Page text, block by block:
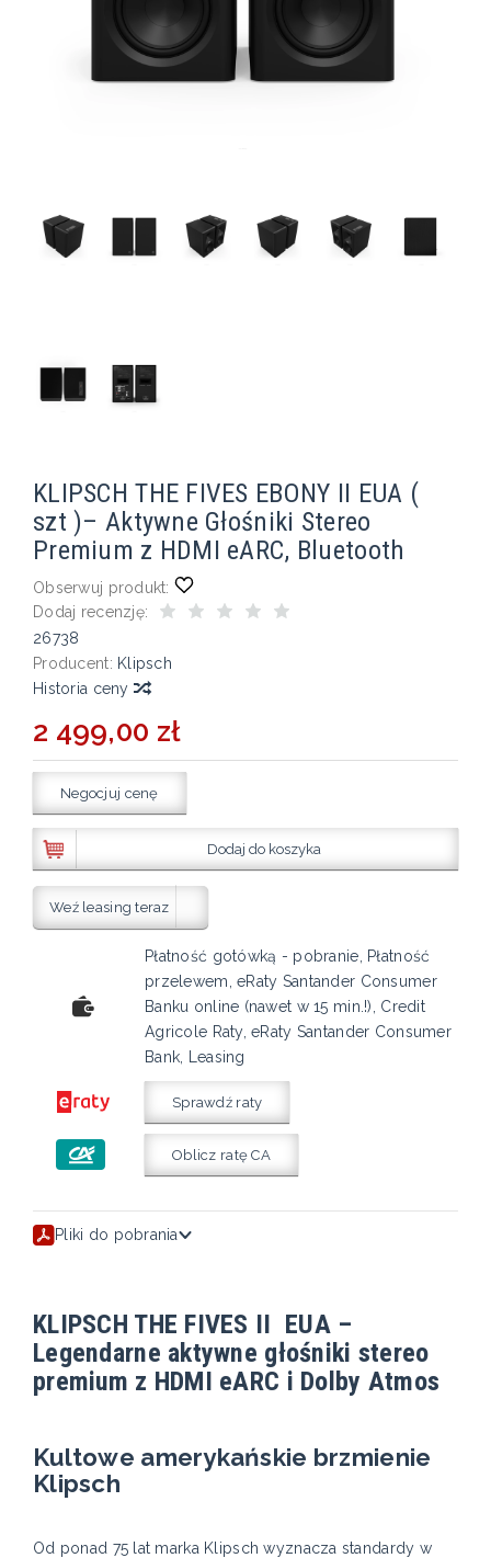
KLIPSCH THE FIVES EBONY II EUA (
szt )– Aktywne Głośniki Stereo
Premium z HDMI eARC, Bluetooth
Obserwuj produkt:
Dodaj recenzję:
26738
Producent: Klipsch
Historia ceny
2 499,00 zł
Negocjuj cenę
Dodaj do koszyka
Weź leasing teraz
Płatność gotówką - pobranie, Płatność
przelewem, eRaty Santander Consumer
Banku online (nawet w 15 min.!), Credit
Agricole Raty, eRaty Santander Consumer
Bank, Leasing
Sprawdź raty
Oblicz ratę CA
Pliki do pobrania
KLIPSCH THE FIVES II EUA –
Legendarne aktywne głośniki stereo
premium z HDMI eARC i Dolby Atmos
Kultowe amerykańskie brzmienie
Klipsch
Od ponad 75 lat marka Klipsch wyznacza standardy w